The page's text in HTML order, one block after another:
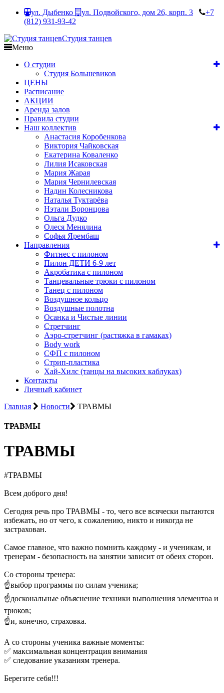
ул. Дыбенко ул. Подвойского, дом 26, корп. 3
+7
(812) 931-93-42
Студия танцев
Меню
О студии
Студия Большевиков
ЦЕНЫ
Расписание
АКЦИИ
Аренда залов
Правила студии
Наш коллектив
Анастасия Коробенкова
Виктория Чайковская
Екатерина Коваленко
Лилия Исаковская
Мария Жарая
Мария Чернилевская
Надин Колесникова
Наталья Туктарёва
Нэтали Воронцова
Ольга Дудко
Олеся Менялина
Софья Ярембаш
Направления
Фитнес с пилоном
Пилон ДЕТИ 6-9 лет
Акробатика с пилоном
Танцевальные трюки с пилоном
Танец с пилоном
Воздушное кольцо
Воздушные полотна
Осанка и Чистые линии
Стретчинг
Аэро-стретчинг (растяжка в гамаках)
Body work
СФП с пилоном
Стрип-пластика
Хай-Хилс (танцы на высоких каблуках)
Контакты
Личный кабинет
Главная
Новости ТРАВМЫ
ТРАВМЫ
ТРАВМЫ
#ТРАВМЫ
Всем доброго дня!
Сегодня речь про ТРАВМЫ - то, чего все всячески пытаются
избежать, но от чего, к сожалению, никто и никогда не
застрахован.
Самое главное, что важно помнить каждому - и ученикам, и
тренерам - безопасность на занятии зависит от обеих сторон.
Со стороны тренера:
☝выбор программы по силам ученика;
☝доскональные объяснение техники выполнения элементоа и
трюков;
☝и, конечно, страховка.
А со стороны ученика важные моменты:
✅ максимальная концентрация внимания
✅ следование указаниям тренера.
Берегите себя!!!